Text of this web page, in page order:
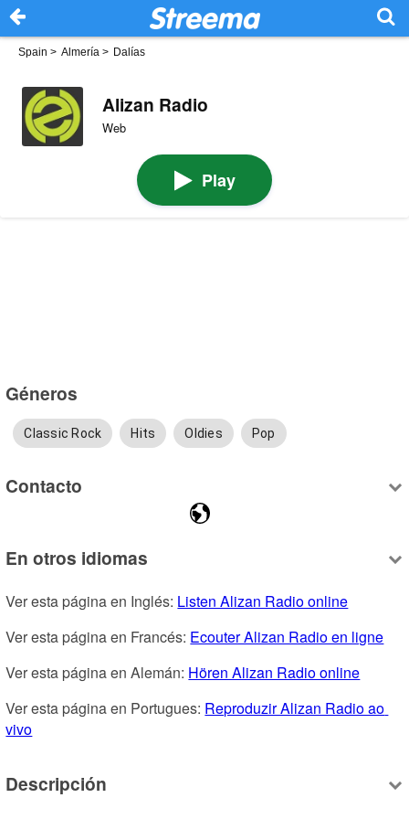
Spain > Almería > Dalías
Alizan Radio
Web
Play
Géneros
Classic Rock Hits Oldies Pop
Contacto
En otros idiomas
Ver esta página en Inglés: Listen Alizan Radio online
Ver esta página en Francés: Ecouter Alizan Radio en ligne
Ver esta página en Alemán: Hören Alizan Radio online
Ver esta página en Portugues: Reproduzir Alizan Radio ao
vivo
Descripción